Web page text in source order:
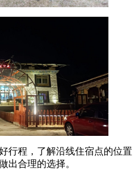
行程，了解沿线住宿点的位置
出合理的选择。